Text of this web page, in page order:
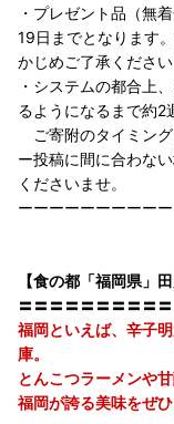
・プレゼント品（無
19日までとなります
かじめご了承ください
・システムの都合上
るようになるまで約2
ご寄附のタイミング
ー投稿に間に合わな
くださいませ。
ーーーーーーーーー
【食の都「福岡県」田
〓〓〓〓〓〓〓〓〓
福岡といえば、辛子
庫。
とんこつラーメンや
福岡が誇る美味をぜひ